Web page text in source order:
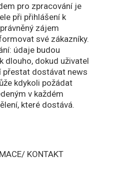
pro zpracování je
při přihlášení k
zájem
své zákazníky.
údaje budou
dlouho, dokud uživatel
přestat dostávat news
kdykoli požádat
v každém
které dostává.
KONTAKT